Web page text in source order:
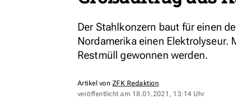
Der Stahlkonzern baut für einen
Nordamerika einen Elektrolyseur.
Restmüll gewonnen werden.
Artikel von ZFK Redaktion
veröffentlicht am 18.01.2021, 13:14 Uhr